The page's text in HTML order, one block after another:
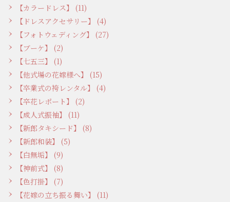
【カラードレス】 (11)
【ドレスアクセサリー】 (4)
【フォトウェディング】 (27)
【ブーケ】 (2)
【七五三】 (1)
【他式場の花嫁様へ】 (15)
【卒業式の袴レンタル】 (4)
【卒花レポート】 (2)
【成人式振袖】 (11)
【新郎タキシード】 (8)
【新郎和装】 (5)
【白無垢】 (9)
【神前式】 (8)
【色打掛】 (7)
【花嫁の立ち振る舞い】 (11)